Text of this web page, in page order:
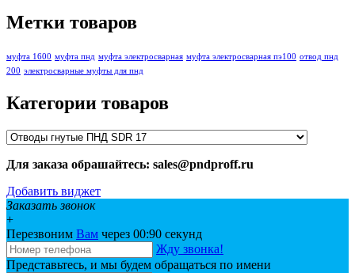
Метки товаров
муфта 1600 муфта пнд муфта электросварная муфта электросварная пэ100 отвод пнд
200 электросварные муфты для пнд
Категории товаров
Для заказа обрашайтесь: sales@pndproff.ru
Добавить виджет
Заказать звонок
+
Перезвоним Вам через 00:90 секунд
Жду звонка!
Представьтесь, и мы будем обращаться по имени